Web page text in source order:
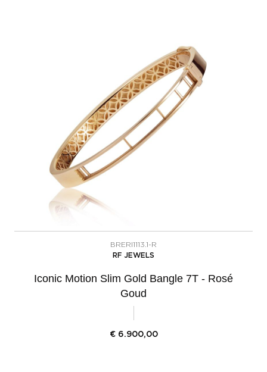
BRERI1113.1-R
RF JEWELS
Iconic Motion Slim Gold Bangle 7T - Rosé
Goud
€ 6.900,00